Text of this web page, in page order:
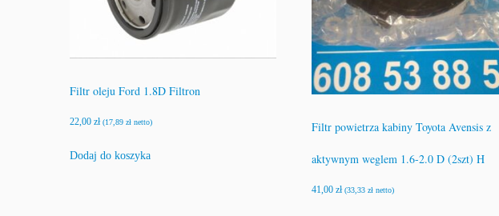
Filtr oleju Ford 1.8D Filtron
22,00 zł (17,89 zł netto)
Dodaj do koszyka
Filtr powietrza kabiny Toyota Avensis z
aktywnym weglem 1.6-2.0 D (2szt) H
41,00zł (33,33zł netto)